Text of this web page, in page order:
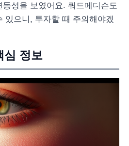
성을 보였어요. 쿼드메디슨도
있으니, 투자할 때 주의해야겠
심 정보